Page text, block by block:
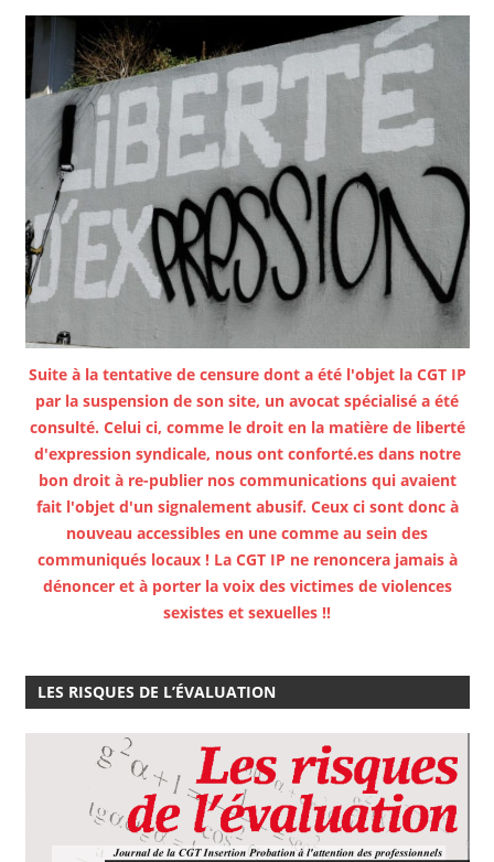
Suite à la tentative de censure dont a été l'objet la CGT IP
par la suspension de son site, un avocat spécialisé a été
consulté. Celui ci, comme le droit en la matière de liberté
d'expression syndicale, nous ont conforté.es dans notre
bon droit à re-publier nos communications qui avaient
fait l'objet d'un signalement abusif. Ceux ci sont donc à
nouveau accessibles en une comme au sein des
communiqués locaux ! La CGT IP ne renoncera jamais à
dénoncer et à porter la voix des victimes de violences
sexistes et sexuelles !!
LES RISQUES DE L’ÉVALUATION